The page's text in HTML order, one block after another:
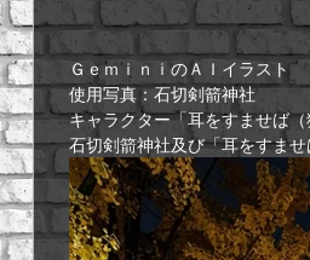
ＧｅｍｉｎｉのＡＩイラスト
使用写真：石切剣箭神社
キャラクター「耳をすませば
石切剣箭神社及び「耳をすま